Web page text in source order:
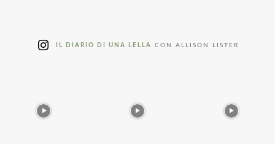
IL DIARIO DI UNA LELLA CON ALLISON LISTER